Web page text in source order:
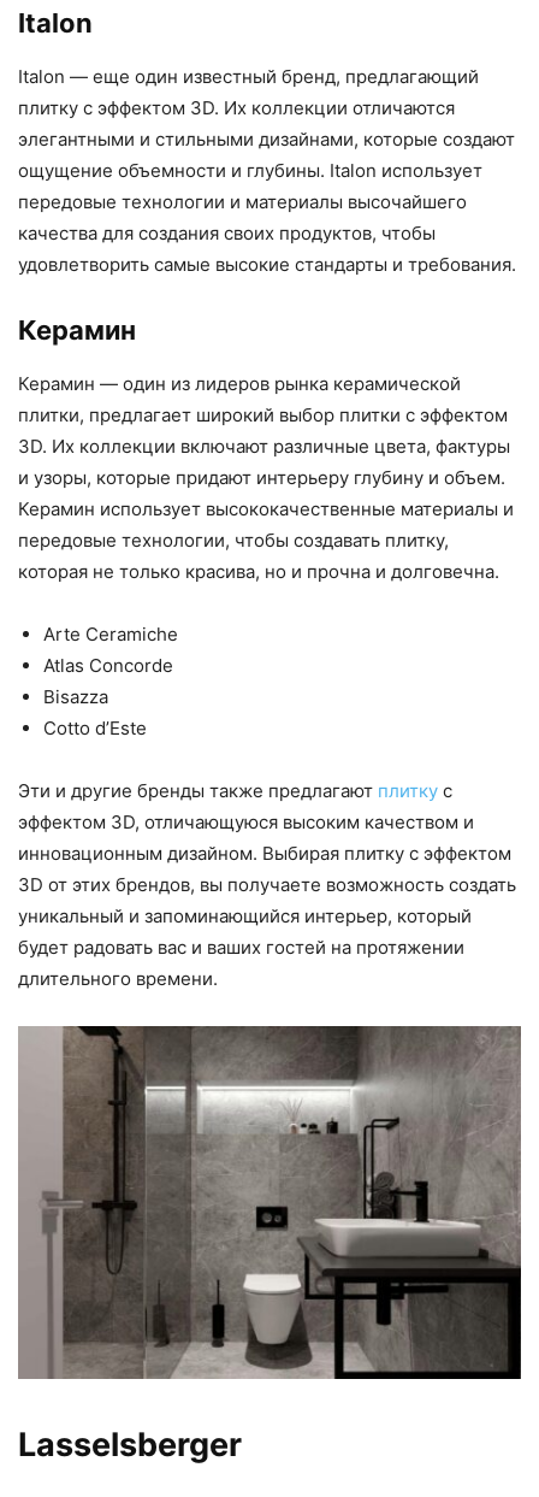
Italon
Italon — еще один известный бренд, предлагающий
плитку с эффектом 3D. Их коллекции отличаются
элегантными и стильными дизайнами, которые создают
ощущение объемности и глубины. Italon использует
передовые технологии и материалы высочайшего
качества для создания своих продуктов, чтобы
удовлетворить самые высокие стандарты и требования.
Керамин
Керамин — один из лидеров рынка керамической
плитки, предлагает широкий выбор плитки с эффектом
3D. Их коллекции включают различные цвета, фактуры
и узоры, которые придают интерьеру глубину и объем.
Керамин использует высококачественные материалы и
передовые технологии, чтобы создавать плитку,
которая не только красива, но и прочна и долговечна.
Arte Ceramiche
Atlas Concorde
Bisazza
Cotto d’Este
Эти и другие бренды также предлагают плитку с
эффектом 3D, отличающуюся высоким качеством и
инновационным дизайном. Выбирая плитку с эффектом
3D от этих брендов, вы получаете возможность создать
уникальный и запоминающийся интерьер, который
будет радовать вас и ваших гостей на протяжении
длительного времени.
Lasselsberger